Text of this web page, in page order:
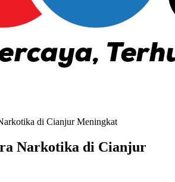
di Cianjur Meningkat
Narkotika di Cianjur